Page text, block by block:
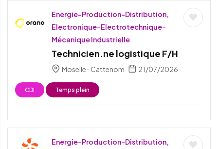
Energie-Production-Distribution,
Electronique-Electrotechnique-
Mécanique Industrielle
Technicien.ne logistique F/H
Moselle- Cattenom 21/07/2026
CDI Temps plein
Energie-Production-Distribution,